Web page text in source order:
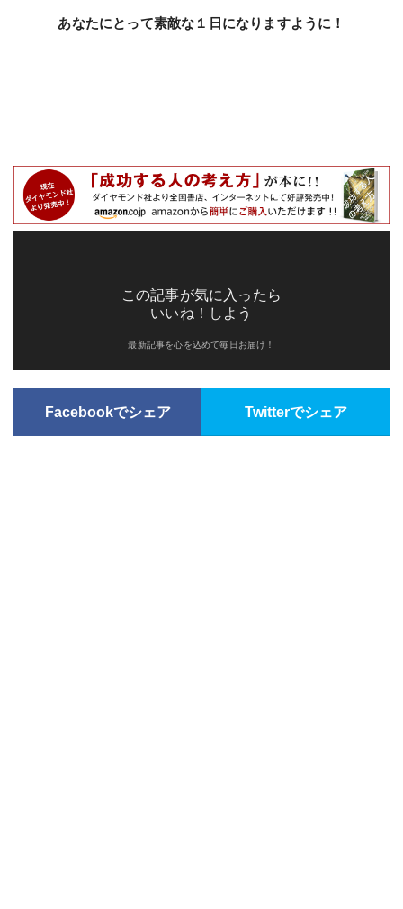
あなたにとって素敵な１日になりますように！
この記事が気に入ったら
いいね！しよう
最新記事を心を込めて毎日お届け！
Facebookでシェア Twitterでシェア